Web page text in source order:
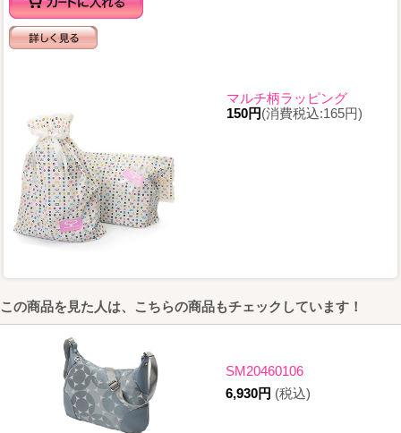
マルチ柄ラッピング
150円(消費税込:165円)
この商品を見た人は、こちらの商品もチェックしています！
SM20460106
6,930円 (税込)